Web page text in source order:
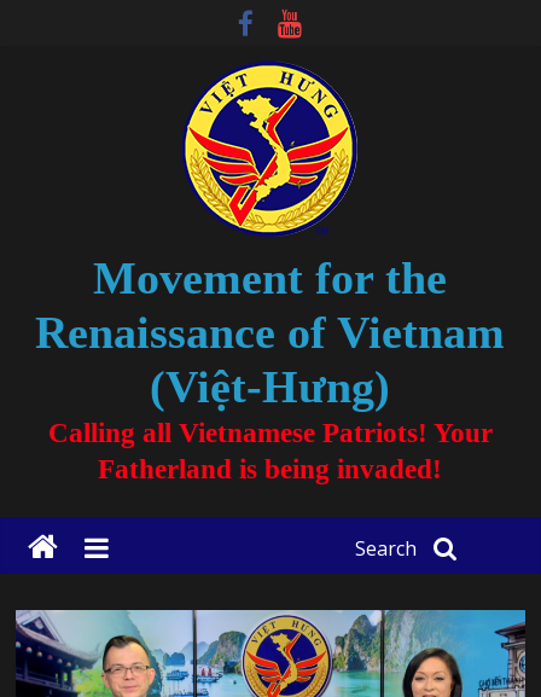
Movement for the
Renaissance of Vietnam
(Việt-Hưng)
Calling all Vietnamese Patriots! Your
Fatherland is being invaded!
Search